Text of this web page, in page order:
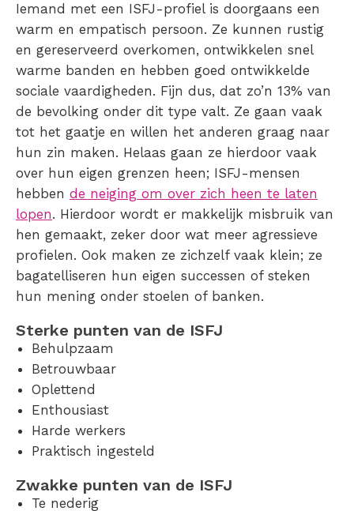
Iemand met een ISFJ-profiel is doorgaans een
warm en empatisch persoon. Ze kunnen rustig
en gereserveerd overkomen, ontwikkelen snel
warme banden en hebben goed ontwikkelde
sociale vaardigheden. Fijn dus, dat zo’n 13% van
de bevolking onder dit type valt. Ze gaan vaak
tot het gaatje en willen het anderen graag naar
hun zin maken. Helaas gaan ze hierdoor vaak
over hun eigen grenzen heen; ISFJ-mensen
hebben de neiging om over zich heen te laten
lopen. Hierdoor wordt er makkelijk misbruik van
hen gemaakt, zeker door wat meer agressieve
profielen. Ook maken ze zichzelf vaak klein; ze
bagatelliseren hun eigen successen of steken
hun mening onder stoelen of banken.
Sterke punten van de ISFJ
Behulpzaam
Betrouwbaar
Oplettend
Enthousiast
Harde werkers
Praktisch ingesteld
Zwakke punten van de ISFJ
Te nederig